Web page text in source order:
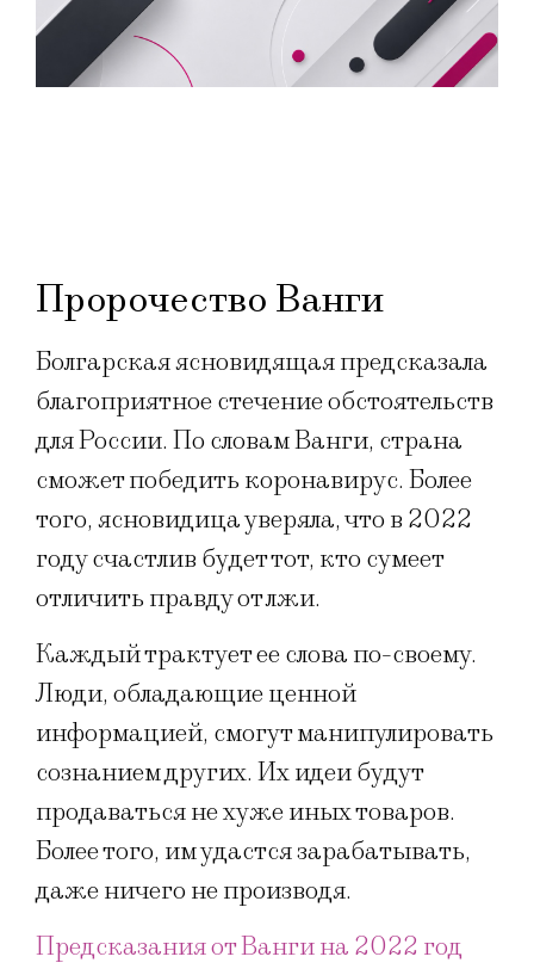
Пророчество Ванги
Болгарская ясновидящая предсказала
благоприятное стечение обстоятельств
для России. По словам Ванги, страна
сможет победить коронавирус. Более
того, ясновидица уверяла, что в 2022
году счастлив будет тот, кто сумеет
отличить правду от лжи.
Каждый трактует ее слова по-своему.
Люди, обладающие ценной
информацией, смогут манипулировать
сознанием других. Их идеи будут
продаваться не хуже иных товаров.
Более того, им удастся зарабатывать,
даже ничего не производя.
Предсказания от Ванги на 2022 год